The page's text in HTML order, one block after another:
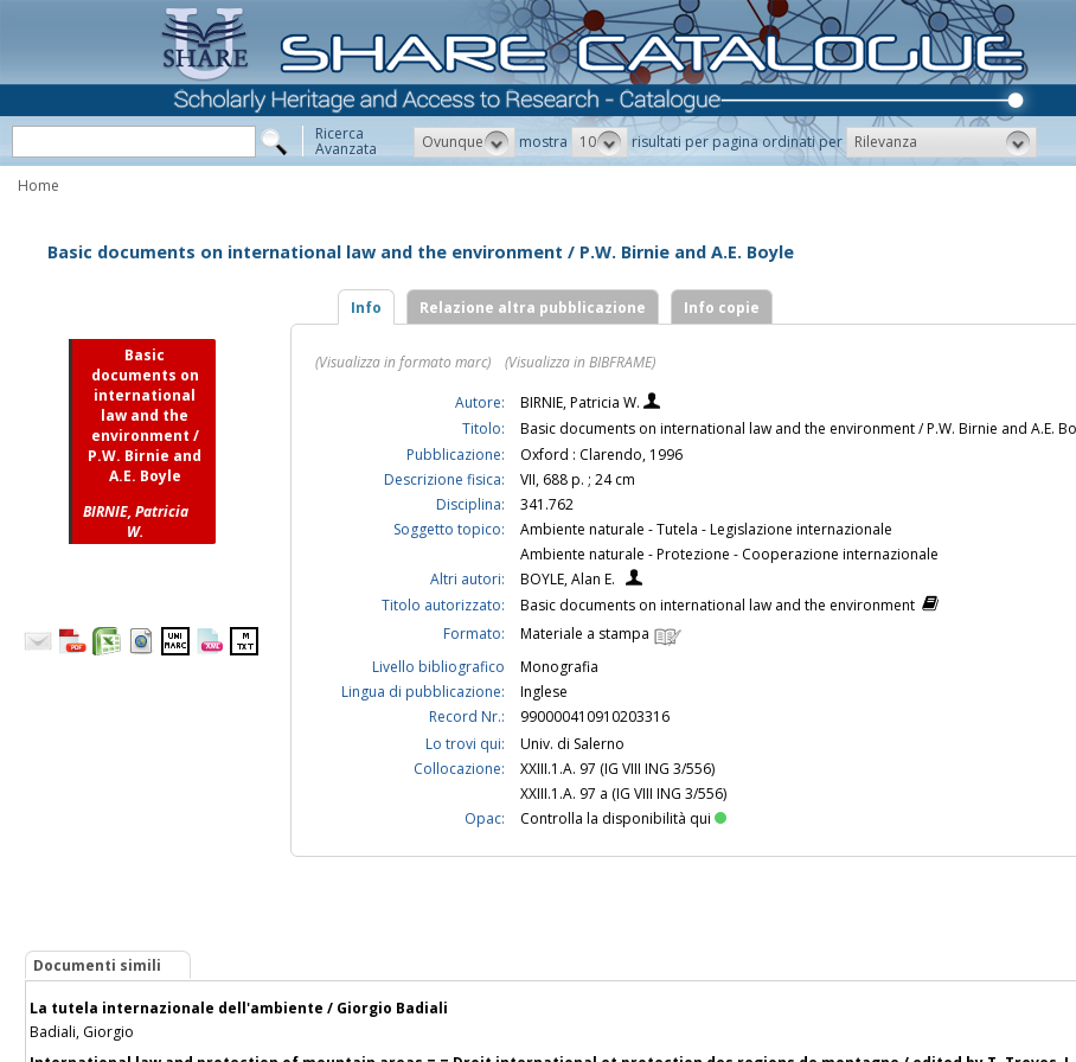
Ricerca
Avanzata Ovunque mostra 10 risultati per pagina ordinati per Rilevanza
Home
Basic documents on international law and the environment / P.W. Birnie and A.E. Boyle
Basic
documents on
international
law and the
environment /
P.W. Birnie and
A.E. Boyle
BIRNIE, Patricia
W.
Info Relazione altra pubblicazione Info copie
(Visualizza in formato marc)
(Visualizza in BIBFRAME)
Autore:
BIRNIE, Patricia W.
Titolo:
Basic documents on international law and the environment / P.W. Birnie and A.E.
Pubblicazione:
Oxford : Clarendo, 1996
Descrizione fisica:
VII, 688 p. ; 24 cm
Disciplina:
341.762
Soggetto topico:
Ambiente naturale - Tutela - Legislazione internazionale
Ambiente naturale - Protezione - Cooperazione internazionale
Altri autori:
BOYLE, Alan E.
Titolo autorizzato:
Basic documents on international law and the environment
Formato:
Materiale a stampa
Livello bibliografico
Monografia
Lingua di pubblicazione:
Inglese
Record Nr.:
990000410910203316
Lo trovi qui:
Univ. di Salerno
Collocazione:
XXIII.1.A. 97 (IG VIII ING 3/556)
XXIII.1.A. 97 a (IG VIII ING 3/556)
Opac:
Controlla la disponibilità qui
Documenti simili
La tutela internazionale dell'ambiente / Giorgio Badiali
Badiali, Giorgio